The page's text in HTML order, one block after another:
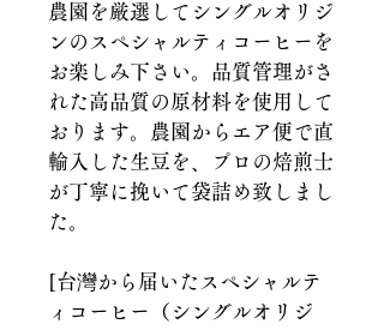
農園を厳選してシングルオリジ
ンのスペシャルティコーヒーを
お楽しみ下さい。品質管理がさ
れた高品質の原材料を使用して
おります。農園からエア便で直
輸入した生豆を、プロの焙煎士
が丁寧に挽いて袋詰め致しまし
た。
[台灣から届いたスペシャルテ
ィコーヒー（シングルオリジ